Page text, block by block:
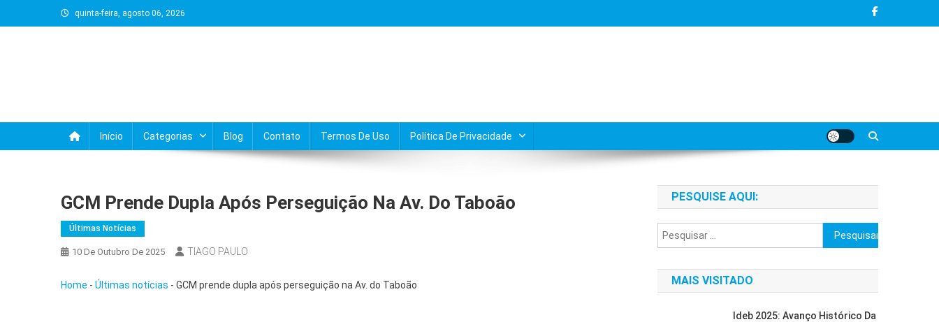
to
quinta-feira, agosto 06, 2026
Início Categorias Blog Contato Termos De Uso Política De Privacidade
GCM Prende Dupla Após Perseguição Na Av. Do Taboão
Últimas Notícias
10 De Outubro De 2025 TIAGO PAULO
Home - Últimas notícias - GCM prende dupla após perseguição na Av. do Taboão
PESQUISE AQUI:
Pesquisar
por:
MAIS VISITADO
Ideb 2025: Avanço Histórico Da